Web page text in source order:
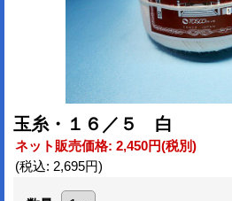
玉糸・１６／５ 白
ネット販売価格: 2,450円(税別)
(税込: 2,695円)